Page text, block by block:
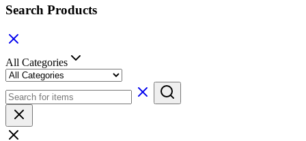
Search Products
All Categories